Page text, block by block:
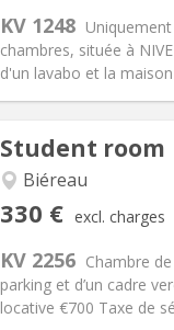
KV 1248
chambres, située à
d'un lavabo et la
Arrangement
Bathroom:Shared
Student room
Biéreau
330 € excl. charges
KV 2256 Chambre
parking et d’un cadre
locative €700 Taxe de
Arrangement
Bathroom:Shared
Surface:11 m2